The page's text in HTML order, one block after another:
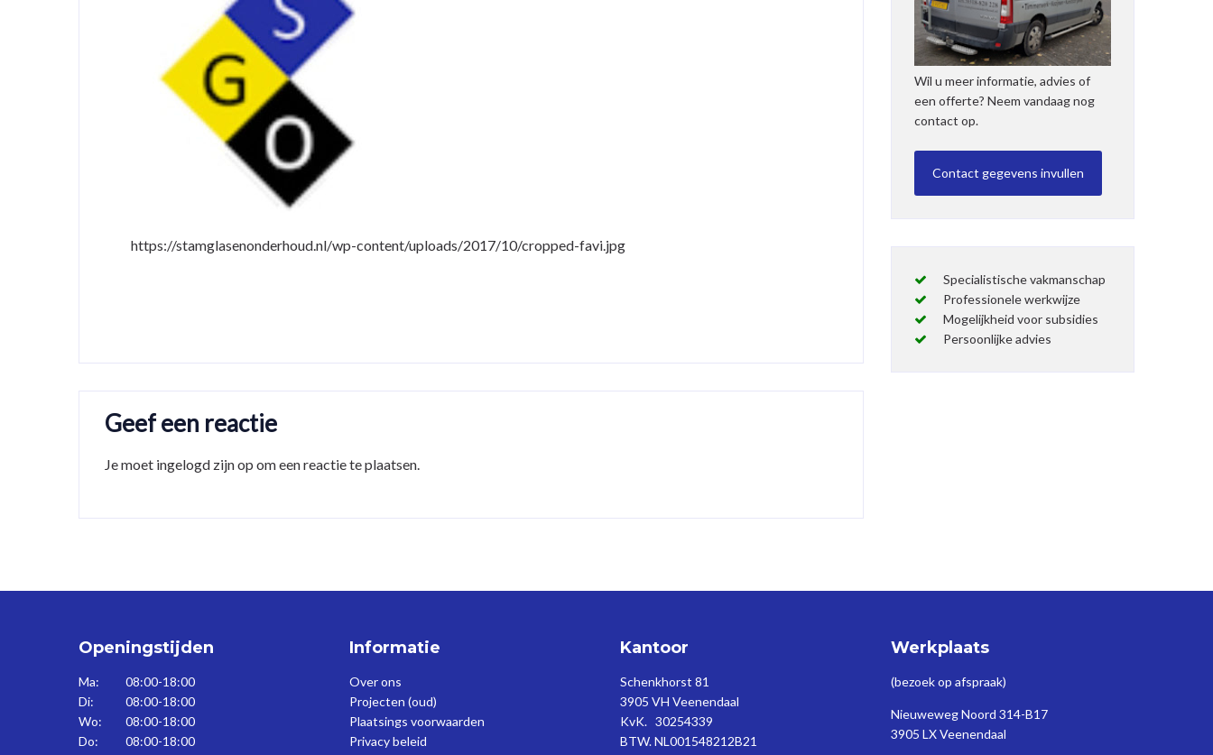
https://stamglasenonderhoud.nl/wp-content/uploads/2017/10/cropped-favi.jpg
Geef een reactie
Je moet ingelogd zijn op om een reactie te plaatsen.
Wil u meer informatie, advies of
een offerte? Neem vandaag nog
contact op.
Specialistische vakmanschap
Professionele werkwijze
Mogelijkheid voor subsidies
Persoonlijke advies
Openingstijden
Ma:
08:00-18:00
Di:
08:00-18:00
Wo:
08:00-18:00
Do:
08:00-18:00
Informatie
Over ons
Projecten (oud)
Plaatsings voorwaarden
Privacy beleid
Kantoor
Schenkhorst 81
3905 VH Veenendaal
KvK. 30254339
BTW. NL001548212B21
Werkplaats
(bezoek op afspraak)
Nieuweweg Noord 314-B17
3905 LX Veenendaal